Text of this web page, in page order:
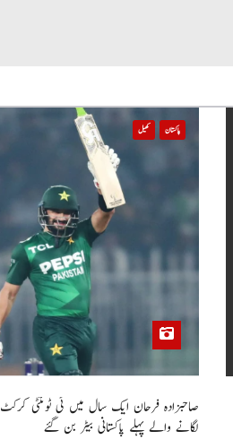
پاکستان کھیل
لگانے والے پہلے پاکستانی بیٹر بن گئے